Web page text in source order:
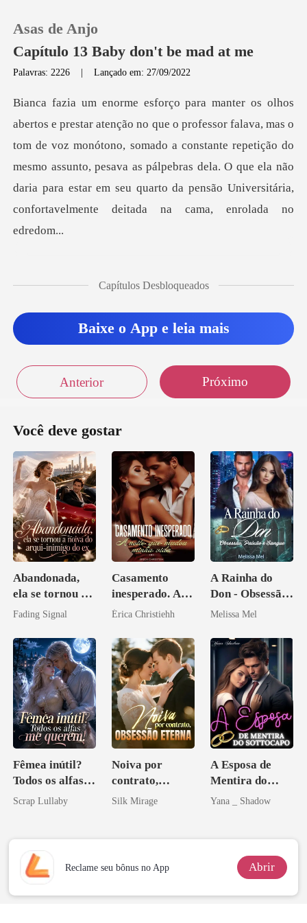
0
Asas de Anjo
Capítulo 13 Baby don't be mad at me
Palavras: 2226 |Lançado em: 27/09/2022
tom de voz monótono, somado a constante repetição do
mesmo assunto, pesava as pálpebras dela. O que ela não
d
Capítulos Desbloqueados
Baixe o App e leia mais
Anterior Próximo
Você deve gostar
Abandonada,
ela se tornou a
noiva do arqui-
Fading Signal
Casamento
inesperado. A
noite que mudou
Érica Christiehh
A Rainha do
Don - Obsessão,
Paixão e Sangue
Melissa Mel
Fêmea inútil?
Todos os alfas
me querem!
Scrap Lullaby
Noiva por
contrato,
obsessão eterna
Silk Mirage
A Esposa de
Mentira do
Sottocapo
Yana _ Shadow
Reclame seu bônus no App Abrir